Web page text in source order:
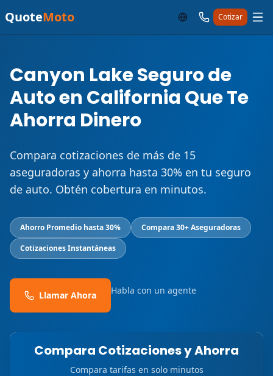
QuoteMoto Cotizar
Canyon Lake Seguro de
Auto en California Que Te
Ahorra Dinero
Compara cotizaciones de más de 15
aseguradoras y ahorra hasta 30% en tu seguro
de auto. Obtén cobertura en minutos.
Ahorro Promedio hasta 30%
Compara 30+ Aseguradoras
Cotizaciones Instantáneas
Llamar Ahora Habla con un agente
Compara Cotizaciones y Ahorra
Compara tarifas en solo minutos